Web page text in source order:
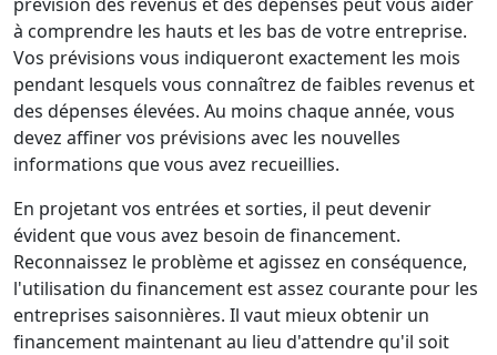
à comprendre les hauts et les bas de votre entreprise.
Vos prévisions vous indiqueront exactement les mois
pendant lesquels vous connaîtrez de faibles revenus et
des dépenses élevées. Au moins chaque année, vous
devez affiner vos prévisions avec les nouvelles
informations que vous avez recueillies.
En projetant vos entrées et sorties, il peut devenir
évident que vous avez besoin de financement.
Reconnaissez le problème et agissez en conséquence,
l'utilisation du financement est assez courante pour les
entreprises saisonnières. Il vaut mieux obtenir un
financement maintenant au lieu d'attendre qu'il soit